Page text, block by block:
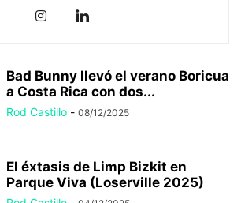
Bad Bunny llevó el verano Boricua
a Costa Rica con dos...
Rod Castillo - 08/12/2025
El éxtasis de Limp Bizkit en
Parque Viva (Loserville 2025)